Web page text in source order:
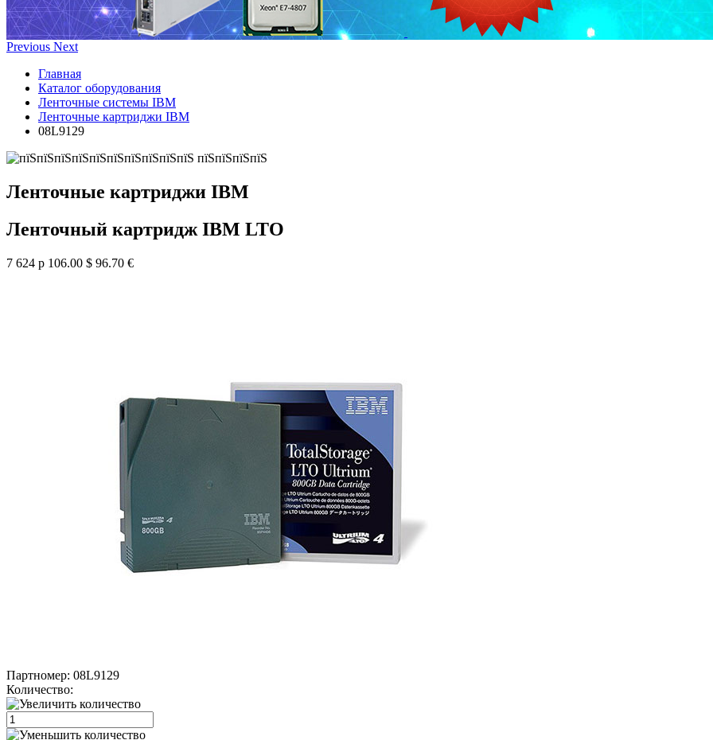
Previous Next
Главная
Каталог оборудования
Ленточные системы IBM
Ленточные картриджи IBM
08L9129
Ленточные картриджи IBM
Ленточный картридж IBM LTO
7 624 р 106.00 $ 96.70 €
Партномер: 08L9129
Количество: